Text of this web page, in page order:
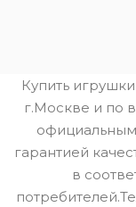
Купить
г.Москве и по
официальным
гарантией
в